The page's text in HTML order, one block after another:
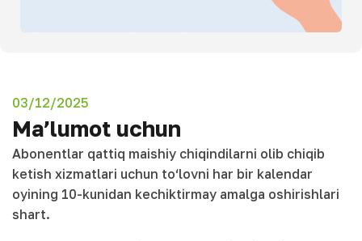
03/12/2025
Ma’lumot uchun
Abonentlar qattiq maishiy chiqindilarni olib chiqib
ketish xizmatlari uchun to‘lovni har bir kalendar
oyining 10-kunidan kechiktirmay amalga oshirishlari
shart.